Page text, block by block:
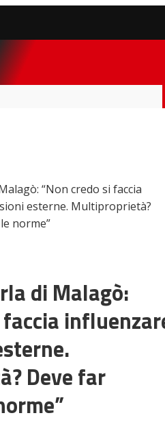
“Non credo si faccia
esterne. Multiproprietà?
norme”
di Malagò:
Deve far